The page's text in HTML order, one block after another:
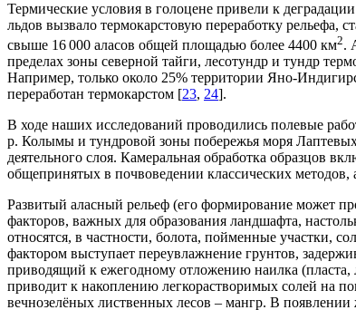
Термические условия в голоцене привели к
льдов вызвало термокарстовую переработку рельефа,
свыше 16 000 аласов общей площадью более 4400 км2.
пределах зоны северной тайги, лесотундр и тундр
Например, только около 25% территории Яно-
переработан термокарстом [23, 24].
В ходе наших исследований проводились полевые
р. Колымы и тундровой зоны побережья моря
деятельного слоя. Камеральная обработка образцов
общепринятых в почвоведении классических
Развитый аласный рельеф (его формирование может
факторов, важных для образования ландшафта,
относятся, в частности, болота, пойменные участки,
фактором выступает переувлажнение грунтов,
приводящий к ежегодному отложению наилка
приводит к накоплению легкорастворимых солей на
вечнозелёных лиственных лесов – мангр. В